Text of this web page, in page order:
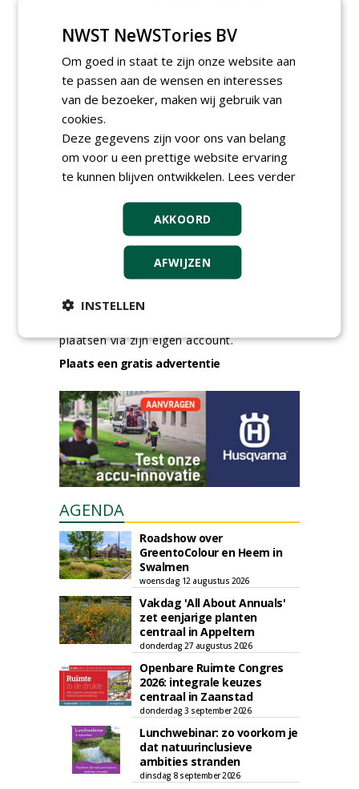
groenbeheer (32-40 uur per
24-06-2026, Zutphen en op project locatie
Ervaren werkvoorbereider
(32-40 uur) bij SmitsRinsma
meer Groene Banen
GREEN OUTLET
plaatsen via zijn eigen account.
Plaats een gratis advertentie
AGENDA
Roadshow over
GreentoColour en Heem in
Swalmen
woensdag 12 augustus 2026
Vakdag 'All About Annuals'
zet eenjarige planten
centraal in Appeltern
donderdag 27 augustus 2026
Openbare Ruimte Congres
2026: integrale keuzes
centraal in Zaanstad
donderdag 3 september 2026
Lunchwebinar: zo voorkom je
dat natuurinclusieve
ambities stranden
dinsdag 8 september 2026
NWST NeWSTories BV
Om goed in staat te zijn onze website aan
te passen aan de wensen en interesses
van de bezoeker, maken wij gebruik van
cookies.
Deze gegevens zijn voor ons van belang
om voor u een prettige website ervaring
te kunnen blijven ontwikkelen. Lees verder
AKKOORD
AFWIJZEN
INSTELLEN